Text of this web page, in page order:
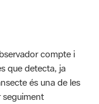
compte i
que detecta, ja
és una de les
seguiment